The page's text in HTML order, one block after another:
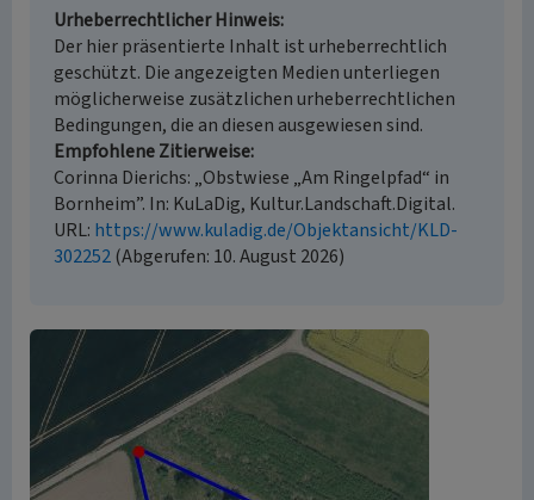
Urheberrechtlicher Hinweis
Der hier präsentierte Inhalt ist urheberrechtlich
geschützt. Die angezeigten Medien unterliegen
möglicherweise zusätzlichen urheberrechtlichen
Bedingungen, die an diesen ausgewiesen sind.
Empfohlene Zitierweise
Corinna Dierichs: „Obstwiese „Am Ringelpfad“ in
Bornheim”. In: KuLaDig, Kultur.Landschaft.Digital.
URL: https://www.kuladig.de/Objektansicht/KLD-
302252(Abgerufen: 10. August 2026)